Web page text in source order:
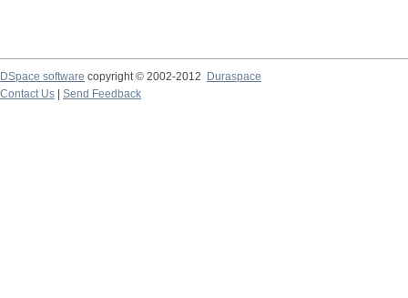
DSpace software copyright © 2002-2012
Duraspace
Contact Us
Send Feedback